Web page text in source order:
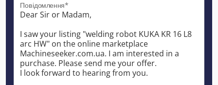
Повідомлення*